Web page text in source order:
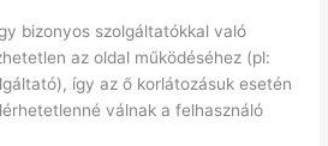
bizonyos szolgáltatókkal való
az oldal működéséhez (pl:
így az ő korlátozásuk esetén
válnak a felhasználó